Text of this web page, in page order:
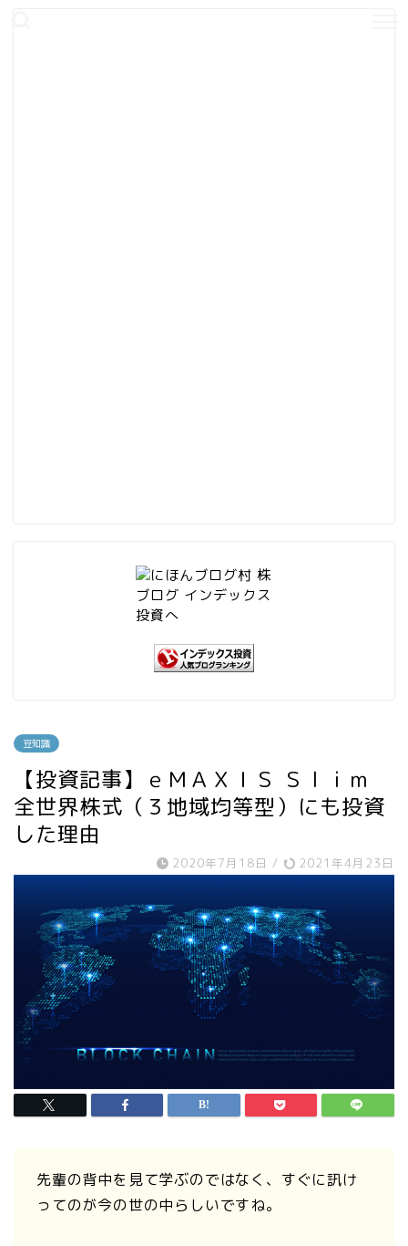
豆知識
【投資記事】ｅＭＡＸＩＳ Ｓｌｉｍ
全世界株式（３地域均等型）にも投資
した理由
2020年7月18日 / 2021年4月23日
先輩の背中を見て学ぶのではなく、すぐに訊け
ってのが今の世の中らしいですね。